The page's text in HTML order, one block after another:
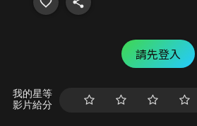
請先登入
我的星等
影片給分